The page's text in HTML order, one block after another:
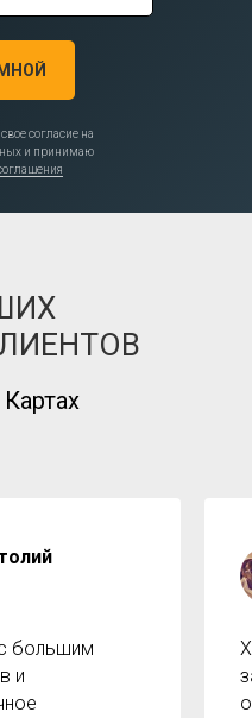
согласие на
и принимаю
большим
и